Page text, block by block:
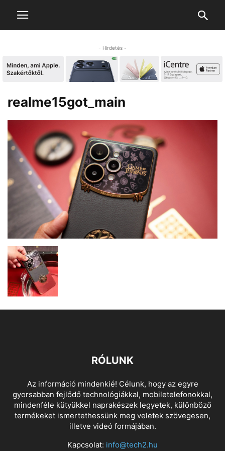
- Hirdetés -
realme15got_main
RÓLUNK
Az információ mindenkié! Célunk, hogy az egyre
gyorsabban fejlődő technológiákkal, mobiletelefonokkal,
mindenféle kütyükkel naprakészek legyetek, különböző
termékeket ismertethessünk meg veletek szövegesen,
illetve videó formájában.
Kapcsolat: info@tech2.hu